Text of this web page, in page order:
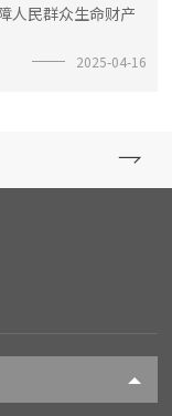
人民群众生命财产
兵书记的带领下组
2025-04-16
